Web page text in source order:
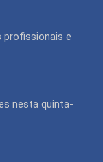
profissionais e
nesta quinta-